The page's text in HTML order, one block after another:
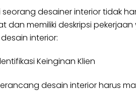
seorang desainer interior tidak
dan memiliki deskripsi
interior:
Keinginan Klien
desain interior harus